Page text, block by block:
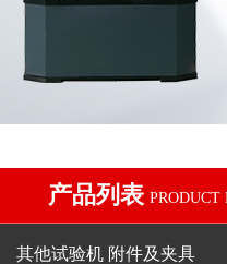
产品列表 PRODUCT
其他试验机 附件及夹具